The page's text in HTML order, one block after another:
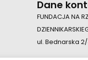
Dane
FUNDACJA NA
ul. Bednarska